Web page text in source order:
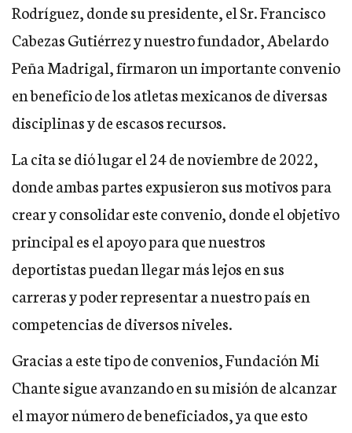
Rodríguez, donde su presidente, el Sr. Francisco
Cabezas Gutiérrez y nuestro fundador, Abelardo
Peña Madrigal, firmaron un importante convenio
en beneficio de los atletas mexicanos de diversas
disciplinas y de escasos recursos.
La cita se dió lugar el 24 de noviembre de 2022,
donde ambas partes expusieron sus motivos para
crear y consolidar este convenio, donde el objetivo
principal es el apoyo para que nuestros
deportistas puedan llegar más lejos en sus
carreras y poder representar a nuestro país en
competencias de diversos niveles.
Gracias a este tipo de convenios, Fundación Mi
Chante sigue avanzando en su misión de alcanzar
el mayor número de beneficiados, ya que esto